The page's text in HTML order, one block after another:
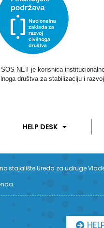
NET je korisnica
društva za stabilizaciju i
HELP DESK
stajalište Ureda za udruge